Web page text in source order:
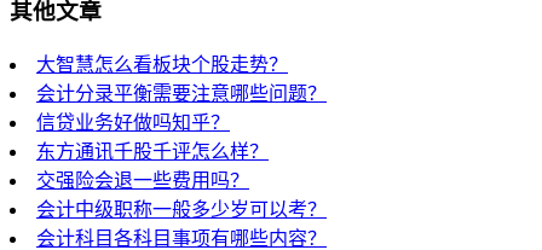
其他文章
大智慧怎么看板块个股走势？
会计分录平衡需要注意哪些问题？
信贷业务好做吗知乎？
东方通讯千股千评怎么样？
交强险会退一些费用吗？
会计中级职称一般多少岁可以考？
会计科目各科目事项有哪些内容？